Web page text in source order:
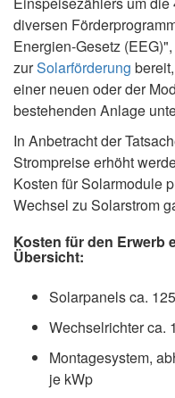
diversen
Energien-Gesetz
zurSolarförderung
einer neuen oder der
bestehenden Anlage
In Anbetracht der
Strompreise erhöht
Kosten für Solarmodule
Wechsel zu Solarstrom
Kosten für den Erwerb
Übersicht:
Solarpanels ca.
Wechselrichter ca.
Montagesystem,
je kWp